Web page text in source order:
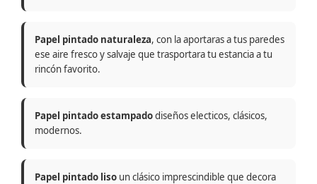
Papel pintado naturaleza, con la aportaras a tus paredes
ese aire fresco y salvaje que trasportara tu estancia a tu
rincón favorito.
Papel pintado estampadodiseños electicos, clásicos,
modernos.
Papel pintado liso un clásico imprescindible que decora